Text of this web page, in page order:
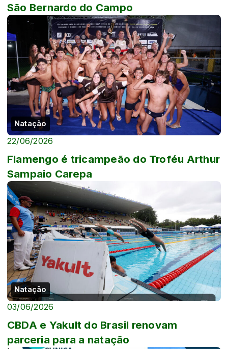
São Bernardo do Campo
Natação
22/06/2026
Flamengo é tricampeão do Troféu Arthur
Sampaio Carepa
Natação
03/06/2026
CBDA e Yakult do Brasil renovam
parceria para a natação